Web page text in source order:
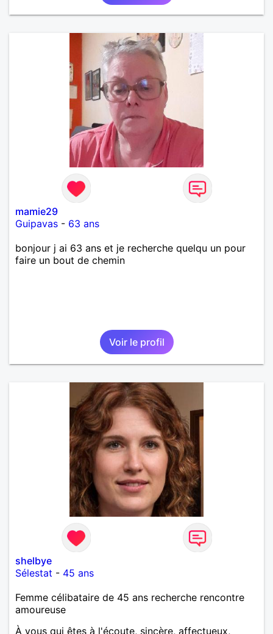
mamie29
Guipavas - 63 ans
bonjour j ai 63 ans et je recherche quelqu un pour
faire un bout de chemin
Voir le profil
shelbye
Sélestat - 45 ans
Femme célibataire de 45 ans recherche rencontre
amoureuse
À vous qui êtes à l'écoute, sincère, affectueux,